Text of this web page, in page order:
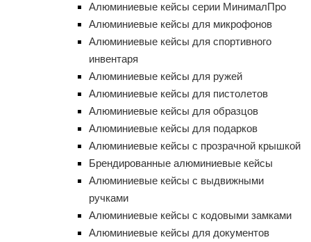
Алюминиевые кейсы серии МинималПро
Алюминиевые кейсы для микрофонов
Алюминиевые кейсы для спортивного
инвентаря
Алюминиевые кейсы для ружей
Алюминиевые кейсы для пистолетов
Алюминиевые кейсы для образцов
Алюминиевые кейсы для подарков
Алюминиевые кейсы с прозрачной крышкой
Брендированные алюминиевые кейсы
Алюминиевые кейсы с выдвижными
ручками
Алюминиевые кейсы с кодовыми замками
Алюминиевые кейсы для документов